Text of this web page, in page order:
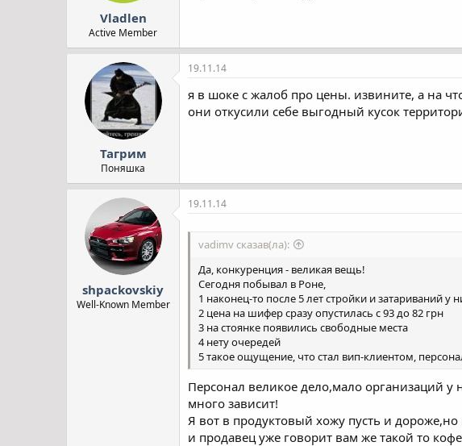
Vladlen
Active Member
Тагрим
Поняшка
19.11.14
я в шоке с жалоб про цены. извините, а на
они откусили себе выгодный кусок
shpackovskiy
Well-Known Member
19.11.14
vadimv сказав(ла):
Да, конкуренция - великая вещь!
Сегодня побывал в Роне,
1 наконец-то после 5 лет стройки и затариваний у
2 цена на шифер сразу опустилась с 93 до 82 грн
3 на стоянке появились свободные места
4 нету очередей
5 такое ощущение, что стал вип-клиентом,
Персонал великое дело,мало организаций
много зависит!
Я вот в продуктовый хожу пусть и дороже,но
и продавец уже говорит вам же такой то